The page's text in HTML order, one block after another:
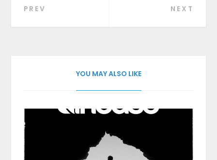
Beitragsnavigation
PREV NEXT
YOU MAY ALSO LIKE